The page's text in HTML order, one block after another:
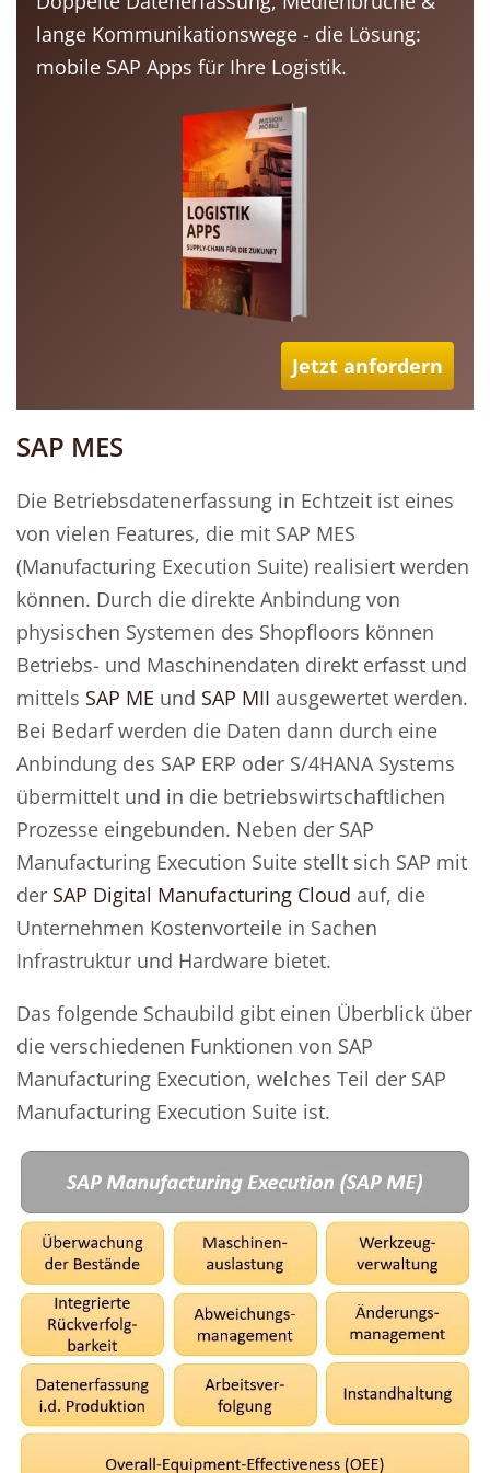
lange Kommunikationswege - die Lösung:
mobile SAP Apps für Ihre Logistik.
Jetzt anfordern
SAP MES
Die Betriebsdatenerfassung in Echtzeit ist eines
von vielen Features, die mit SAP MES
(Manufacturing Execution Suite) realisiert werden
können. Durch die direkte Anbindung von
physischen Systemen des Shopfloors können
Betriebs- und Maschinendaten direkt erfasst und
mittels SAP ME und SAP MII ausgewertet werden.
Bei Bedarf werden die Daten dann durch eine
Anbindung des SAP ERP oder S/4HANA Systems
übermittelt und in die betriebswirtschaftlichen
Prozesse eingebunden. Neben der SAP
Manufacturing Execution Suite stellt sich SAP mit
der SAP Digital Manufacturing Cloud auf, die
Unternehmen Kostenvorteile in Sachen
Infrastruktur und Hardware bietet.
Das folgende Schaubild gibt einen Überblick über
die verschiedenen Funktionen von SAP
Manufacturing Execution, welches Teil der SAP
Manufacturing Execution Suite ist.